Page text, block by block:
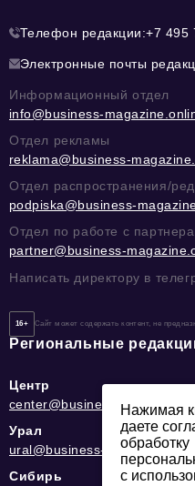
Телефон редакции:+7 495
Электронные почты
Информационный отдел
info@business-
Отдел рекламы
reklama@business-
Отдел распространения/
podpiska@business-
Отдел по работе с
partner@business-
Написать директору в
16+ Сайт может содержать контент, не
Региональные
Центр
center@business-
Урал
ural@business-
Сибирь
Нажимая
даете
обработку
с